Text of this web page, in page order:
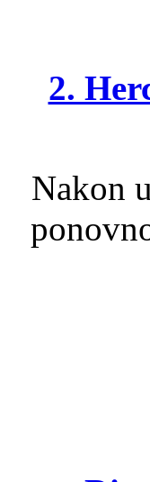
2.
Nakon